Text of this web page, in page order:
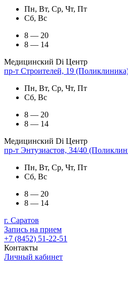
Пн, Вт, Ср, Чт, Пт
Сб, Вс
8 — 20
8 — 14
Медицинский Di Центр
пр-т Строителей, 19
Пн, Вт, Ср, Чт, Пт
Сб, Вс
8 — 20
8 — 14
Медицинский Di Центр
пр-т Энтузиастов, 34/40
Пн, Вт, Ср, Чт, Пт
Сб, Вс
8 — 20
8 — 14
г. Саратов
Запись на прием
+7 (8452) 51-22-51
Контакты
Личный кабинет